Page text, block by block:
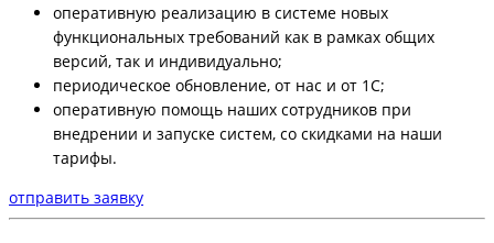
оперативную реализацию в системе новых
функциональных требований как в рамках общих
версий, так и индивидуально;
периодическое обновление, от нас и от 1С;
оперативную помощь наших сотрудников при
внедрении и запуске систем, со скидками на наши
тарифы.
отправить заявку